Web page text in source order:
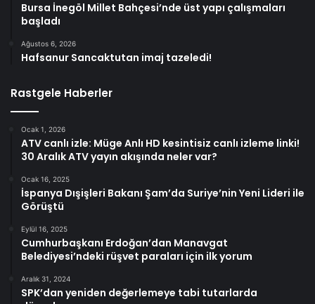
Bursa İnegöl Millet Bahçesi’nde üst yapı çalışmaları
başladı
Ağustos 6, 2026
Hafsanur Sancaktutan imaj tazeledi!
Rastgele Haberler
Ocak 1, 2026
ATV canlı izle: Müge Anlı HD kesintisiz canlı izleme linki!
30 Aralık ATV yayın akışında neler var?
Ocak 16, 2025
İspanya Dışişleri Bakanı Şam’da Suriye’nin Yeni Lideri ile
Görüştü
Eylül 16, 2025
Cumhurbaşkanı Erdoğan’dan Manavgat
Belediyesi’ndeki rüşvet paraları için ilk yorum
Aralık 31, 2024
SPK’dan yeniden değerlemeye tabi tutarlarda